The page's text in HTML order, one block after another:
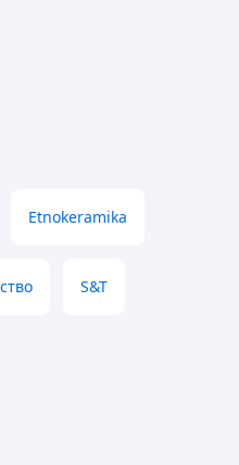
Etnokeramika
S&T